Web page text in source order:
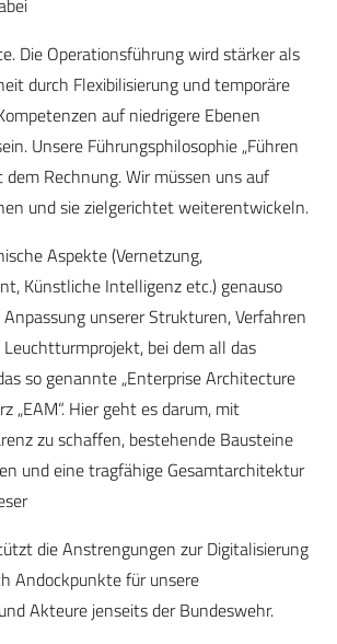
Die Operationsführung wird stärker als
durch Flexibilisierung und temporäre
auf niedrigere Ebenen
Unsere Führungsphilosophie „Führen
Rechnung. Wir müssen uns auf
und sie zielgerichtet weiterentwickeln.
Aspekte (Vernetzung,
Künstliche Intelligenz etc.) genauso
unserer Strukturen, Verfahren
Leuchtturmprojekt, bei dem all das
so genannte „Enterprise Architecture
„EAM“. Hier geht es darum, mit
zu schaffen, bestehende Bausteine
und eine tragfähige Gesamtarchitektur
die Anstrengungen zur Digitalisierung
Andockpunkte für unsere
Akteure jenseits der Bundeswehr.